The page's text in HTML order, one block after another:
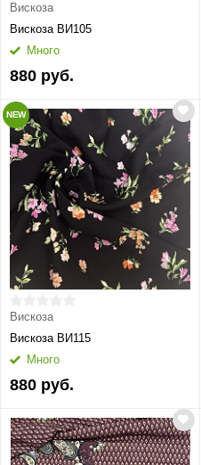
Вискоза
Вискоза ВИ105
Много
880 руб.
NEW
Вискоза
Вискоза ВИ115
Много
880 руб.